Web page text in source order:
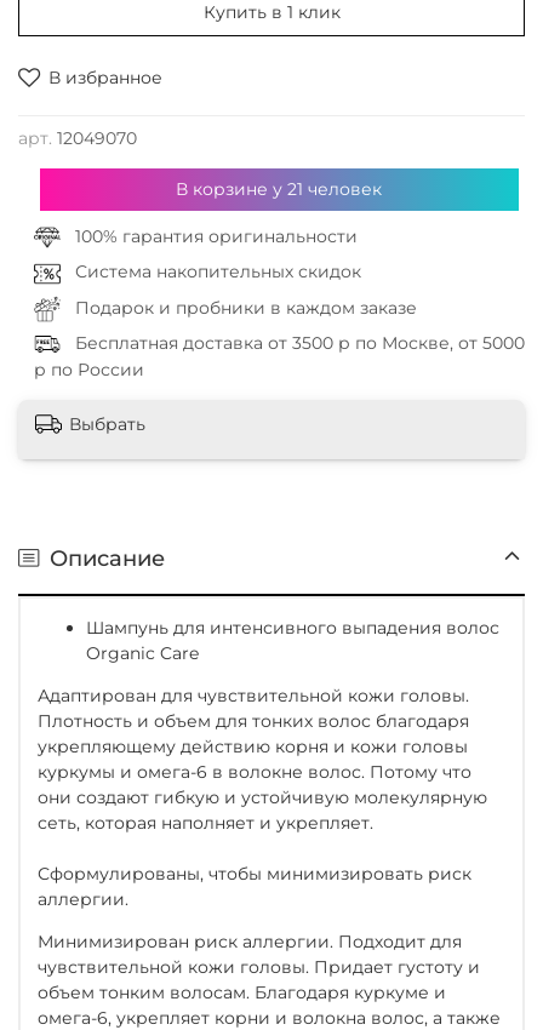
В избранное
арт. 12049070
Купить в 1 клик
В корзине у21 человек
100% гарантия оригинальности
Система накопительных скидок
Подарок и пробники в каждом заказе
Бесплатная доставка от 3500 р по Москве, от 5000
р по России
Выбрать
Описание
Шампунь для интенсивного выпадения волос
Organic Care
Адаптирован для чувствительной кожи головы.
Плотность и объем для тонких волос благодаря
укрепляющему действию корня и кожи головы
куркумы и омега-6 в волокне волос. Потому что
они создают гибкую и устойчивую молекулярную
сеть, которая наполняет и укрепляет.
Сформулированы, чтобы минимизировать риск
аллергии.
Минимизирован риск аллергии. Подходит для
чувствительной кожи головы. Придает густоту и
объем тонким волосам. Благодаря куркуме и
омега-6, укрепляет корни и волокна волос, а также